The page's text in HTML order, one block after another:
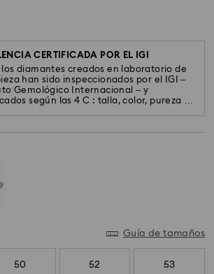
CERTIFICADA POR EL IGI
los diamantes creados en laboratorio de
han sido inspeccionados por el IGI –
Gemológico Internacional – y
según las 4 C : talla, color, pureza y
Guía de tamaños
50 52 53